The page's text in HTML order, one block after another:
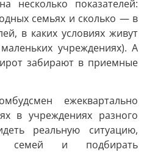
несколько показателей:
семьях и сколько — в
в каких условиях живут
учреждениях). А
забирают в приемные
ежеквартально
в учреждениях разного
реальную ситуацию,
семей и подбирать